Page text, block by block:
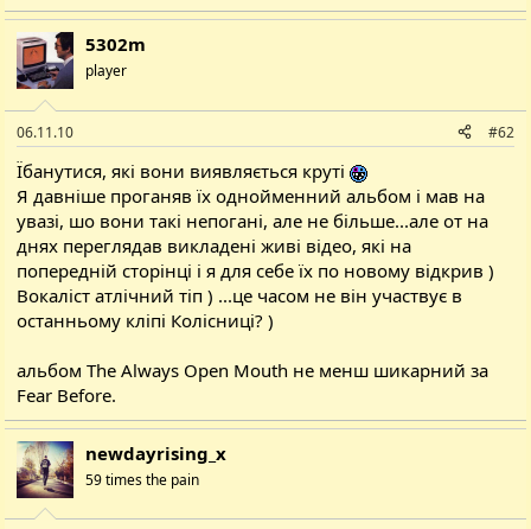
5302m
player
06.11.10 #62
Їбанутися, які вони виявляється круті
Я давніше проганяв їх однойменний альбом і мав на
увазі, шо вони такі непогані, але не більше...але от на
днях переглядав викладені живі відео, які на
попередній сторінці і я для себе їх по новому відкрив )
Вокаліст атлічний тіп ) ...це часом не він участвує в
останньому кліпі Колісниці? )
альбом The Always Open Mouth не менш шикарний за
Fear Before.
newdayrising_x
59 times the pain